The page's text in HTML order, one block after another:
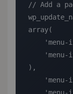
// Add a
array(
),